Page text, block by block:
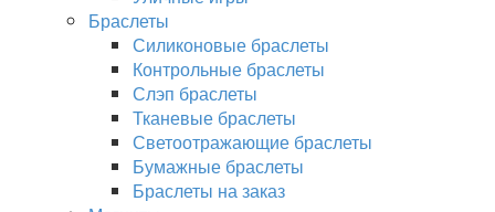
Браслеты
Силиконовые браслеты
Контрольные браслеты
Слэп браслеты
Тканевые браслеты
Светоотражающие браслеты
Бумажные браслеты
Браслеты на заказ